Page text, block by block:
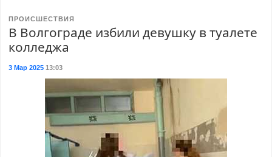
ПРОИСШЕСТВИЯ
В Волгограде избили девушку в туалете
колледжа
3 Мар 202513:03